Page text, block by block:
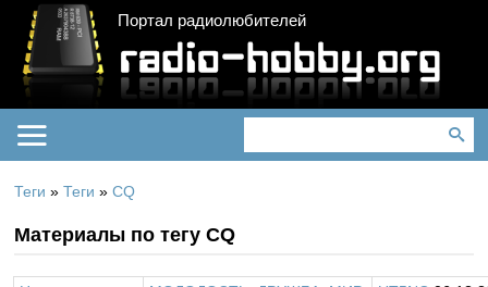
Портал радиолюбителей
Теги »Теги »CQ
Материалы по тегу CQ